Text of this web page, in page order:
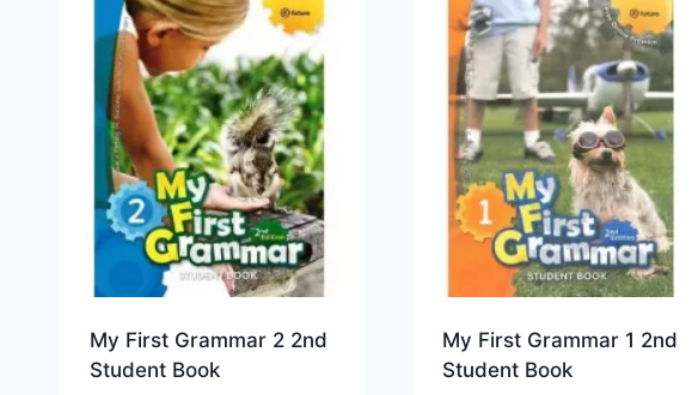
My First Grammar 2 2nd
Student Book
My First Grammar 1 2nd
Student Book